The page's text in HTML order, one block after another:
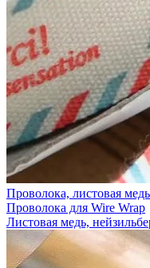
Проволока, листовая
Проволока для Wire Wrap
Листовая медь,